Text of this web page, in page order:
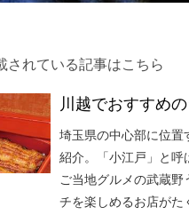
されている記事はこちら
川越でおすすめ
埼玉県の中心部に位置
紹介。「小江戸」と呼
ご当地グルメの武蔵
チを楽しめるお店がた